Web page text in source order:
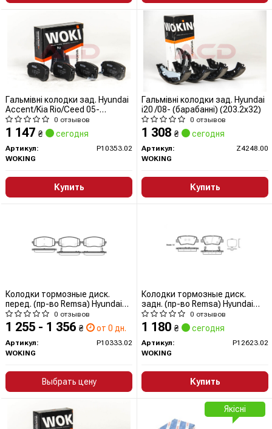
Гальмівні колодки зад. Hyundai
Accent/Kia Rio/Ceed 05-
(mando)
0 отзывов
1 147 ₴ сегодня
Артикул:
P10353.02
WOKING
Купить
Гальмівні колодки зад. Hyundai
i20 /08- (барабанні) (203.2x32)
0 отзывов
1 308 ₴ сегодня
Артикул:
Z4248.00
WOKING
Купить
Колодки тормозные диск.
перед. (пр-во Remsa) Hyundai
i10, Kia Picanto 11> (P10333.02)
WOKING
0 отзывов
1 255 - 1 356 ₴ от 0 дн.
Артикул:
P10333.02
WOKING
Выбрать цену
Колодки тормозные диск.
задн. (пр-во Remsa) Hyundai
Grandeur 2.4 11-,Hyundai
Grandeur 3.0 11- (P12623.02)
WOKING
0 отзывов
1 180 ₴ сегодня
Артикул:
P12623.02
WOKING
Купить
Якісні